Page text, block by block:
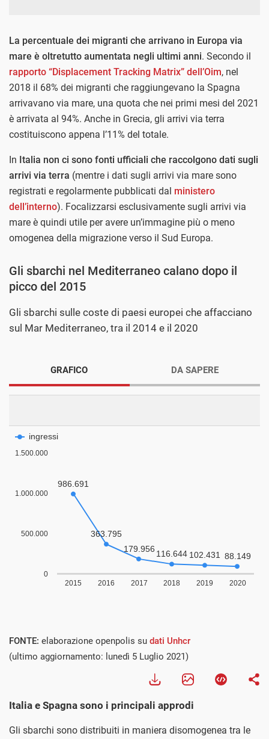
La percentuale dei migranti che arrivano in Europa via
mare è oltretutto aumentata negli ultimi anni. Secondo il
rapporto “Displacement Tracking Matrix” dell’Oim, nel
2018 il 68% dei migranti che raggiungevano la Spagna
arrivavano via mare, una quota che nei primi mesi del 2021
è arrivata al 94%. Anche in Grecia, gli arrivi via terra
costituiscono appena l’11% del totale.
In Italia non ci sono fonti ufficiali che raccolgono dati sugli
arrivi via terra (mentre i dati sugli arrivi via mare sono
registrati e regolarmente pubblicati dal ministero
dell’interno). Focalizzarsi esclusivamente sugli arrivi via
mare è quindi utile per avere un’immagine più o meno
omogenea della migrazione verso il Sud Europa.
Gli sbarchi nel Mediterraneo calano dopo il
picco del 2015
Gli sbarchi sulle coste di paesi europei che affacciano
sul Mar Mediterraneo, tra il 2014 e il 2020
GRAFICO DA SAPERE
FONTE: elaborazione openpolis su dati Unhcr
(ultimo aggiornamento: lunedì 5 Luglio 2021)
Italia e Spagna sono i principali approdi
Gli sbarchi sono distribuiti in maniera disomogenea tra le